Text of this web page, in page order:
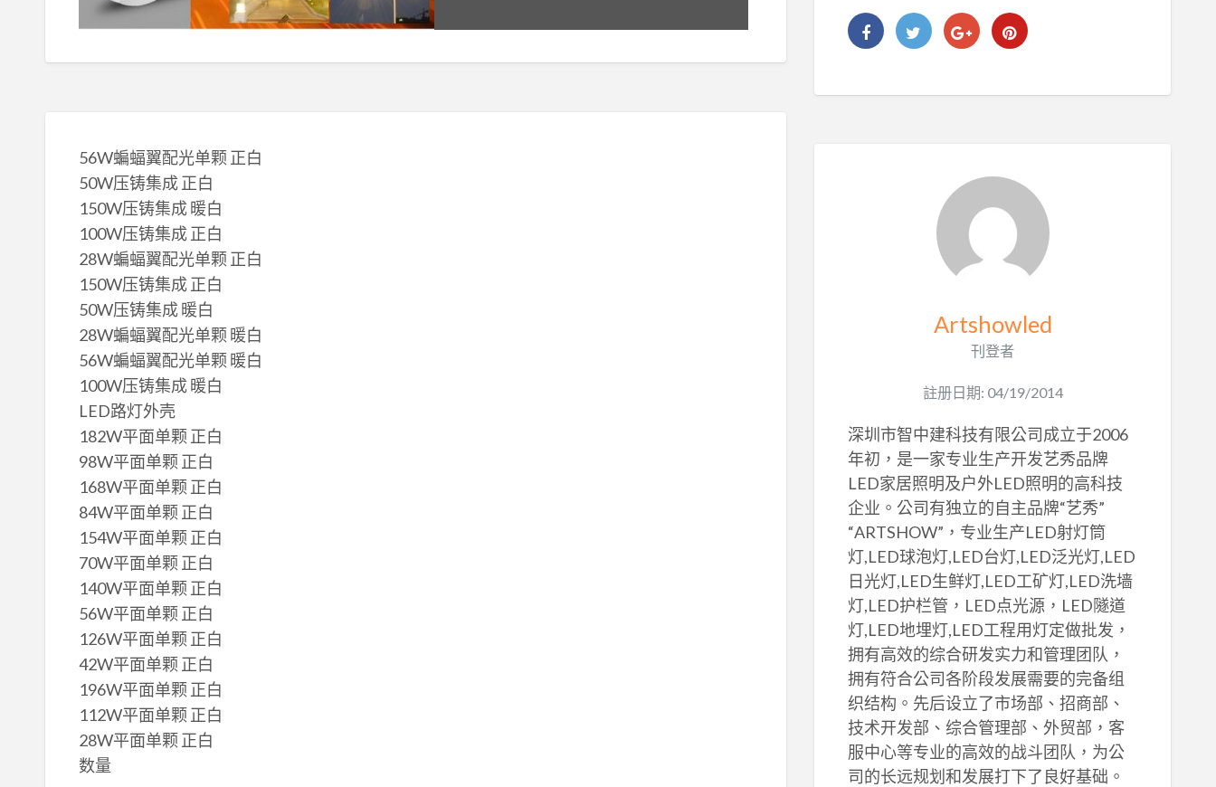
56W蝙蝠翼配光单颗 正白
50W压铸集成 正白
150W压铸集成 暖白
100W压铸集成 正白
28W蝙蝠翼配光单颗 正白
150W压铸集成 正白
50W压铸集成 暖白
28W蝙蝠翼配光单颗 暖白
56W蝙蝠翼配光单颗 暖白
100W压铸集成 暖白
LED路灯外壳
182W平面单颗 正白
98W平面单颗 正白
168W平面单颗 正白
84W平面单颗 正白
154W平面单颗 正白
70W平面单颗 正白
140W平面单颗 正白
56W平面单颗 正白
126W平面单颗 正白
42W平面单颗 正白
196W平面单颗 正白
112W平面单颗 正白
28W平面单颗 正白
数量
Artshowled
刊登者
註册日期: 04/19/2014
深圳市智中建科技有限公司成立于2006
年初，是一家专业生产开发艺秀品牌
LED家居照明及户外LED照明的高科技
企业。公司有独立的自主品牌“艺秀”
“ARTSHOW”，专业生产LED射灯筒
灯,LED球泡灯,LED台灯,LED泛光灯,LED
日光灯,LED生鲜灯,LED工矿灯,LED洗墙
灯,LED护栏管，LED点光源，LED隧道
灯,LED地埋灯,LED工程用灯定做批发，
拥有高效的综合研发实力和管理团队，
拥有符合公司各阶段发展需要的完备组
织结构。先后设立了市场部、招商部、
技术开发部、综合管理部、外贸部，客
服中心等专业的高效的战斗团队，为公
司的长远规划和发展打下了良好基础。